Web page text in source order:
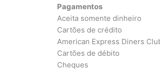
Pagamentos
Aceita somente dinheiro
Cartões de crédito
American Express Diners
Cartões de débito
Cheques